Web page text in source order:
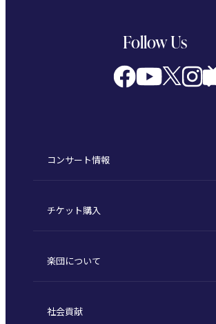
Follow Us
コンサート情報
定期演奏会
東京オペラシティシリーズ
特別演奏会など
チケット購入
定期会員券 / セット券
1回券
楽団について
東京交響楽団とは
社会貢献